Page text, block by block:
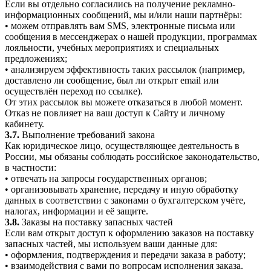
Если вы отдельно согласились на получение рекламно-
информационных сообщений, мы и/или наши партнёры:
• можем отправлять вам SMS, электронные письма или
сообщения в мессенджерах о нашей продукции, программах
лояльности, учебных мероприятиях и специальных
предложениях;
• анализируем эффективность таких рассылок (например,
доставлено ли сообщение, был ли открыт email или
осуществлён переход по ссылке).
От этих рассылок вы можете отказаться в любой момент.
Отказ не повлияет на ваш доступ к Сайту и личному
кабинету.
3.7. Выполнение требований закона
Как юридическое лицо, осуществляющее деятельность в
России, мы обязаны соблюдать российское законодательство,
в частности:
• отвечать на запросы государственных органов;
• организовывать хранение, передачу и иную обработку
данных в соответствии с законами о бухгалтерском учёте,
налогах, информации и её защите.
3.8. Заказы на поставку запасных частей
Если вам открыт доступ к оформлению заказов на поставку
запасных частей, мы используем ваши данные для:
• оформления, подтверждения и передачи заказа в работу;
• взаимодействия с вами по вопросам исполнения заказа.